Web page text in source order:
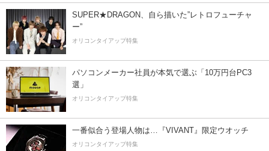
SUPER★DRAGON、自ら描いた”レトロフューチャ
ー”
オリコンタイアップ特集
パソコンメーカー社員が本気で選ぶ「10万円台PC3
選」
オリコンタイアップ特集
一番似合う登場人物は…『VIVANT』限定ウオッチ
オリコンタイアップ特集